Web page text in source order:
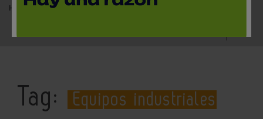
Home Equipos industriales segunda mano
Tag:
Equipos industriales